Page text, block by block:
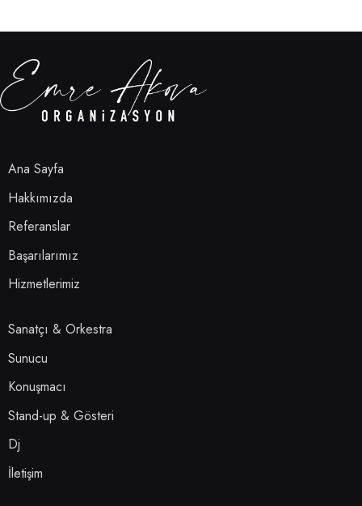
Ana Sayfa
Hakkımızda
Referanslar
Başarılarımız
Hizmetlerimiz
Sanatçı & Orkestra
Sunucu
Konuşmacı
Stand-up & Gösteri
Dj
İletişim